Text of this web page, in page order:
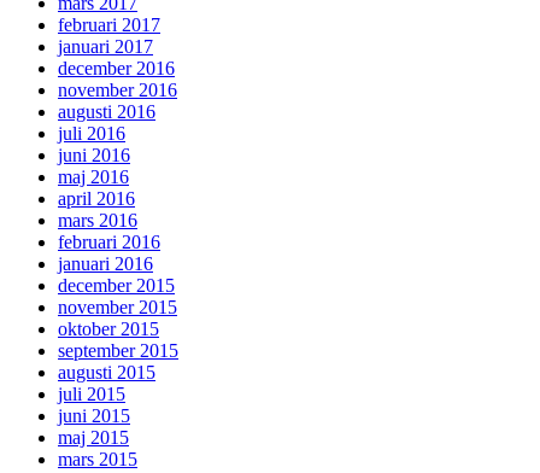
februari 2017
januari 2017
december 2016
november 2016
augusti 2016
juli 2016
juni 2016
maj 2016
april 2016
mars 2016
februari 2016
januari 2016
december 2015
november 2015
oktober 2015
september 2015
augusti 2015
juli 2015
juni 2015
maj 2015
mars 2015